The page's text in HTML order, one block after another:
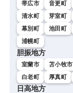
帯広市 音更町
清水町
芽室町
幕別町
池田町
浦幌町
胆振地方
室蘭市 苫小牧市
白老町
厚真町
日高地方